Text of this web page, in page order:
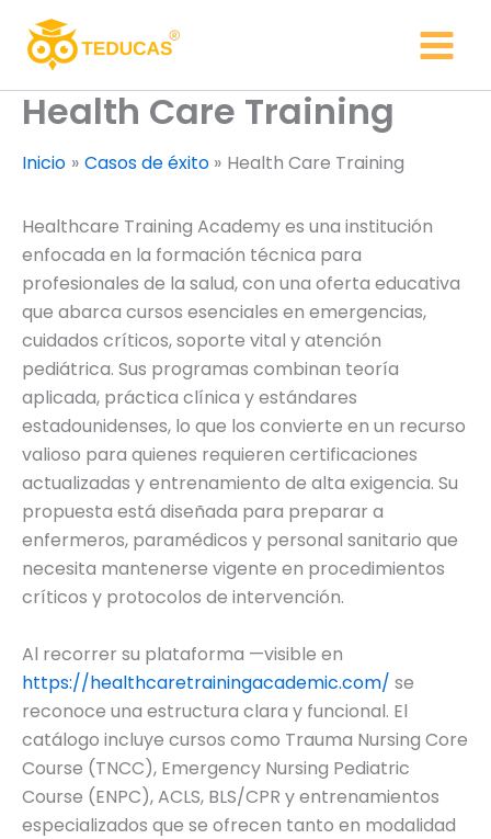
contenido
Health Care Training
Inicio Casos de éxito Health Care Training
Healthcare Training Academy es una institución
enfocada en la formación técnica para
profesionales de la salud, con una oferta educativa
que abarca cursos esenciales en emergencias,
cuidados críticos, soporte vital y atención
pediátrica. Sus programas combinan teoría
aplicada, práctica clínica y estándares
estadounidenses, lo que los convierte en un recurso
valioso para quienes requieren certificaciones
actualizadas y entrenamiento de alta exigencia. Su
propuesta está diseñada para preparar a
enfermeros, paramédicos y personal sanitario que
necesita mantenerse vigente en procedimientos
críticos y protocolos de intervención.
Al recorrer su plataforma —visible en
https://healthcaretrainingacademic.com/ se
reconoce una estructura clara y funcional. El
catálogo incluye cursos como Trauma Nursing Core
Course (TNCC), Emergency Nursing Pediatric
Course (ENPC), ACLS, BLS/CPR y entrenamientos
especializados que se ofrecen tanto en modalidad